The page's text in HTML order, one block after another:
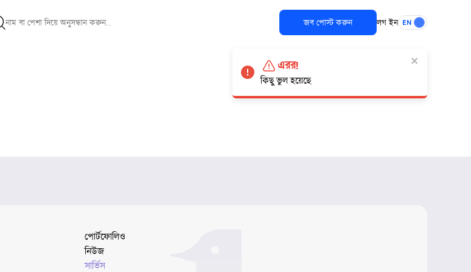
জব পোস্ট করুন লগ ইন EN
পোর্টফোলিও
নিউজ
সার্ভিস
এরর!
কিছু ভুল হয়েছে